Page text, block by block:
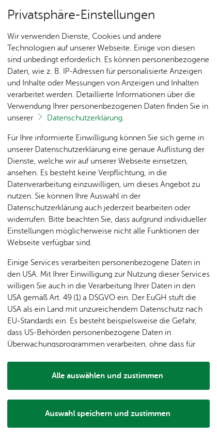
Un­se­re Ort­schaft
Ak­tu­
1250
Jahre
Ai­lin­
gen
chen­
markt
Mit­tei­
lungs­
blatt
Zah­
len,
Daten
& Fak­
ten
Ai­lin­
ger
Fe­ri­
en­
Ge­
schic
h­te
Orts­
vor­
& Ort­
schaft
s­rat
Ver­
eins­le­
ben
Lo­ka­le
Agen­
da
Ak­ti­on
mein­
sinn
Ai­lin­
gen
Öf­
fent­li­
Ein­
rich­
tun­
gen
Bil­der
Orts­
plan
Aus­bil­
dung
& of­fe­
Ver­an­stal­tun­gen
Ter­min spei­chern
Ver­an­stal­tung dru­cken
Vor­le­sen
Spie­le- und Skat­nach­mit­tag
im Se­nio­ren­treff Ai­lin­gen
Mon­tag, 05. Ok­to­ber 2026, 14:00 Uhr
Gemeinsam Spaß haben und neue Menschen
kennenlernen!
Ob Skat, Rommé oder spannende Brettspiele – alle 14
Tage immer montags von 14 bis 17 Uhr trifft sich eine
bunte Runde von Spielbegeisterten! Hier findet man
Gleichgesinnte für gemütliche und unterhaltsame
Spielrunden in lockerer Atmosphäre.
Kommen Sie einfach vorbei – Wir freuen uns auf Ihren
Besuch!
Ver­an­stal­tungs­ort & Ver­an­stal­ter
Privatsphäre-Einstellungen
Wir verwenden Dienste, Cookies und andere
Technologien auf unserer Webseite. Einige von diesen
sind unbedingt erforderlich. Es können personenbezogene
Daten, wie z. B. IP-Adressen für personalisierte Anzeigen
und Inhalte oder Messungen von Anzeigen und Inhalten
verarbeitet werden. Detaillierte Informationen über die
Verwendung Ihrer personenbezogenen Daten finden Sie in
unserer
Datenschutzerklärung.
Für Ihre informierte Einwilligung können Sie sich gerne in
unserer Datenschutzerklärung eine genaue Auflistung der
Dienste, welche wir auf unserer Webseite einsetzen,
ansehen. Es besteht keine Verpflichtung, in die
Datenverarbeitung einzuwilligen, um dieses Angebot zu
nutzen. Sie können Ihre Auswahl in der
Datenschutzerklärung auch jederzeit bearbeiten oder
widerrufen. Bitte beachten Sie, dass aufgrund individueller
Einstellungen möglicherweise nicht alle Funktionen der
Webseite verfügbar sind.
Einige Services verarbeiten personenbezogene Daten in
den USA. Mit Ihrer Einwilligung zur Nutzung dieser Services
willigen Sie auch in die Verarbeitung Ihrer Daten in den
USA gemäß Art. 49 (1) a DSGVO ein. Der EuGH stuft die
USA als ein Land mit unzureichendem Datenschutz nach
EU-Standards ein. Es besteht beispielsweise die Gefahr,
dass US-Behörden personenbezogene Daten in
Überwachungsprogrammen verarbeiten, ohne dass für
Auswahl speichern und zustimmen
Alle auswählen und zustimmen